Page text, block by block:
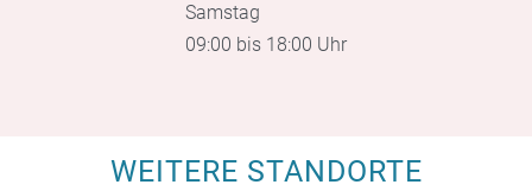
Samstag
09:00 bis 18:00 Uhr
WEITERE STANDORTE